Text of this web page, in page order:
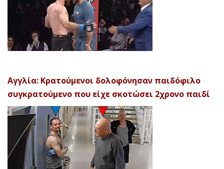
Αγγλία: Κρατούμενοι δολοφόνησαν παιδόφιλο
συγκρατούμενο που είχε σκοτώσει 2χρονο παιδί